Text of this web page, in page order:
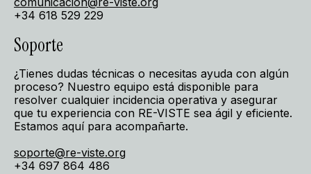
+34 618 529 229
Soporte
¿Tienes dudas técnicas o necesitas ayuda con algún
proceso? Nuestro equipo está disponible para
resolver cualquier incidencia operativa y asegurar
que tu experiencia con RE-VISTE sea ágil y eficiente.
Estamos aquí para acompañarte.
soporte@re-viste.org
+34 697 864 486